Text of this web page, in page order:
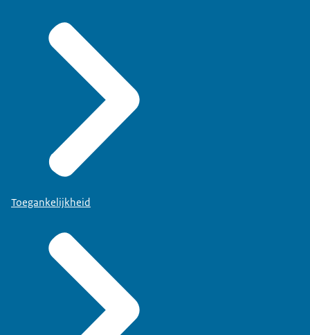
Toegankelijkheid